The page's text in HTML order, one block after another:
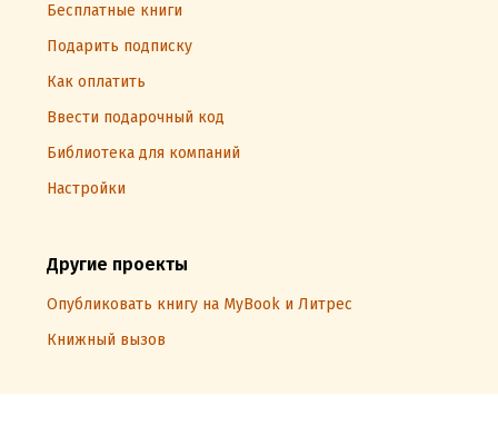
Бесплатные книги
Подарить подписку
Как оплатить
Ввести подарочный код
Библиотека для компаний
Настройки
Другие проекты
Опубликовать книгу на MyBook и Литрес
Книжный вызов